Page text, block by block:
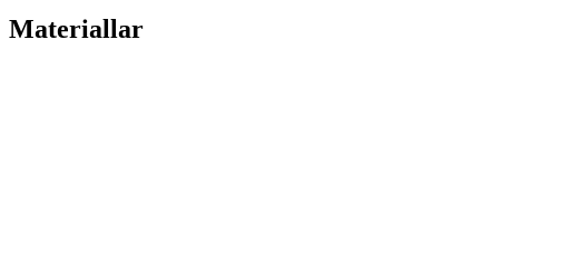
Materiallar